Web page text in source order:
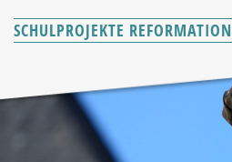
SCHULPROJEKTE REFORMATION